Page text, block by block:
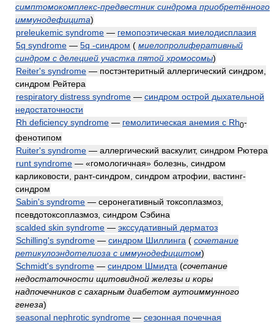
симптомокомплекс-предвестник синдрома приобретённого
иммунодефицита)
preleukemic syndrome — гемопоэтическая миелодисплазия
5q syndrome — 5q -синдром ( миелопролиферативный
синдром с делецией участка пятой хромосомы)
Reiter's syndrome — постэнтеритный аллергический синдром,
синдром Рейтера
respiratory distress syndrome — синдром острой дыхательной
недостаточности
Rh deficiency syndrome — гемолитическая анемия с Rh0-
фенотипом
Ruiter's syndrome — аллергический васкулит, синдром Рютера
runt syndrome — «гомологичная» болезнь, синдром
карликовости, рант-синдром, синдром атрофии, вастинг-
синдром
Sabin's syndrome — серонегативный токсоплазмоз,
псевдотоксоплазмоз, синдром Сэбина
scalded skin syndrome — экссудативный дерматоз
Schilling's syndrome — синдром Шиллинга ( сочетание
ретикулоэндотелиоза с иммунодефицитом)
Schmidt's syndrome — синдром Шмидта (сочетание
недостаточности щитовидной железы и коры
надпочечников с сахарным диабетом аутоиммунного
генеза)
seasonal nephrotic syndrome — сезонная почечная